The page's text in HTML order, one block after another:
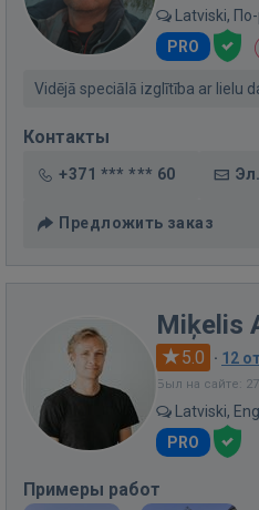
Latviski,
PRO
Vidējā speciālā izglītība ar lielu
Контакты
+371 *** *** 60
Предложить заказ
Miķelis
5.0 · 12
Был на сайте:
Latviski,
PRO
Примеры работ